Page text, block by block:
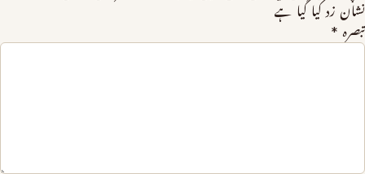
نشان زد کیا گیا ہے
تبصرہ *